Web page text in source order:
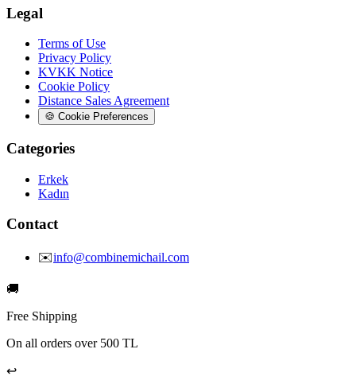
Legal
Terms of Use
Privacy Policy
KVKK Notice
Cookie Policy
Distance Sales Agreement
🍪 Cookie Preferences
Categories
Erkek
Kadın
Contact
✉️info@combinemichail.com
🚚
Free Shipping
On all orders over 500 TL
↩️